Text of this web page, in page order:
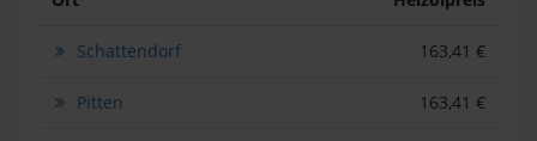
Schattendorf 163,41 €
Pitten 163,41 €